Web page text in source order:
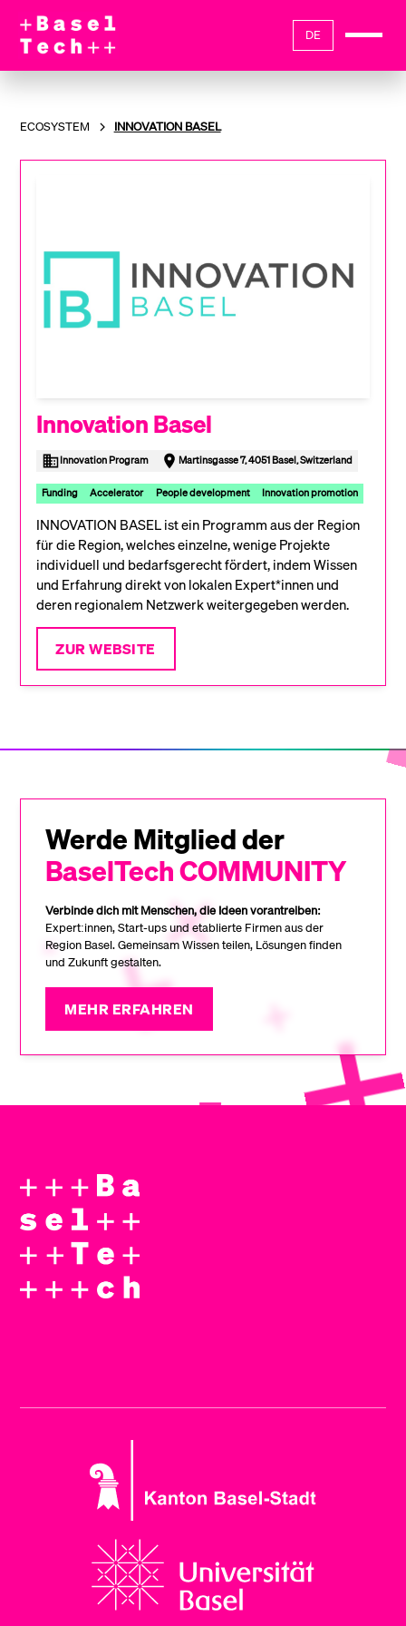
DE
ECOSYSTEM INNOVATION BASEL
Innovation Basel
Innovation Program Martinsgasse 7, 4051 Basel, Switzerland
Funding Accelerator People development Innovation promotion
INNOVATION BASEL ist ein Programm aus der Region
für die Region, welches einzelne, wenige Projekte
individuell und bedarfsgerecht fördert, indem Wissen
und Erfahrung direkt von lokalen Expert*innen und
deren regionalem Netzwerk weitergegeben werden.
ZUR WEBSITE
Werde Mitglied der
BaselTech COMMUNITY
Verbinde dich mit Menschen, die Ideen vorantreiben:
Expert:innen, Start-ups und etablierte Firmen aus der
Region Basel. Gemeinsam Wissen teilen, Lösungen finden
und Zukunft gestalten.
MEHR ERFAHREN